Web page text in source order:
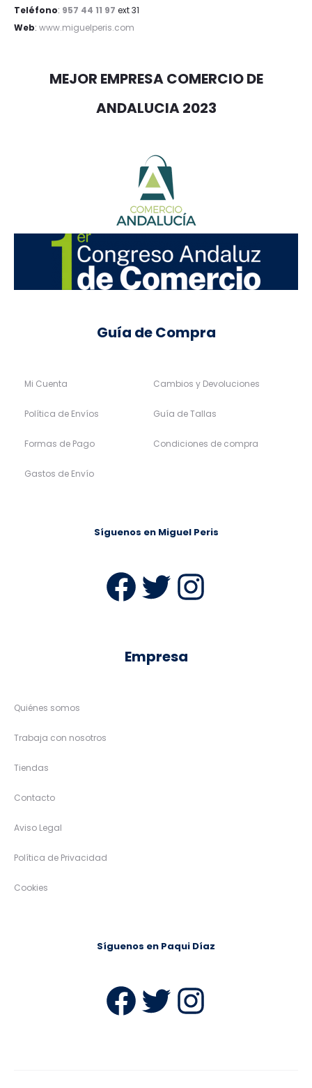
Teléfono: 957 44 11 97 ext 31
Web: www.miguelperis.com
MEJOR EMPRESA COMERCIO DE
ANDALUCIA 2023
Guía de Compra
Mi Cuenta
Política de Envíos
Formas de Pago
Gastos de Envío
Cambios y Devoluciones
Guía de Tallas
Condiciones de compra
Síguenos en Miguel Peris
Facebook
Twitter
Empresa
Quiénes somos
Trabaja con nosotros
Tiendas
Contacto
Aviso Legal
Política de Privacidad
Cookies
Síguenos en Paqui Díaz
Facebook
Twitter